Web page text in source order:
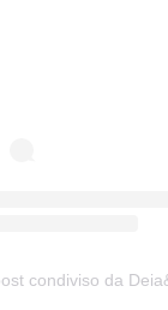
condiviso da